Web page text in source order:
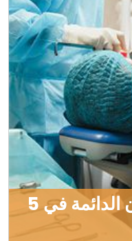
احصل على الأسنان الدائمة في 5